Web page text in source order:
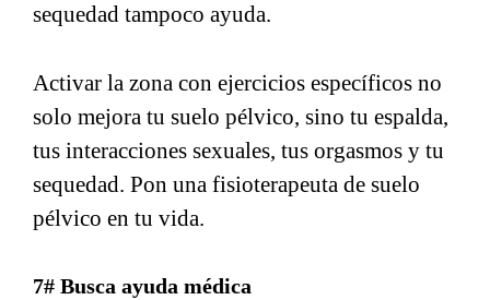
sequedad tampoco ayuda.
Activar la zona con ejercicios específicos no
solo mejora tu suelo pélvico, sino tu espalda,
tus interacciones sexuales, tus orgasmos y tu
sequedad. Pon una fisioterapeuta de suelo
pélvico en tu vida.
7# Busca ayuda médica